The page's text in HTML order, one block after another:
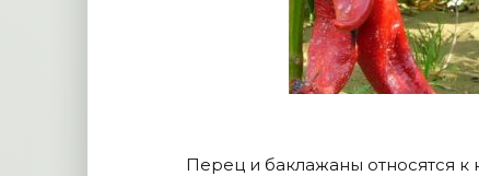
Перец и баклажаны относятся